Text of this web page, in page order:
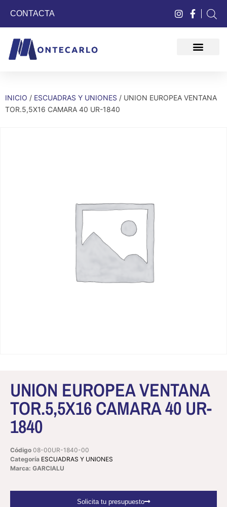
CONTACTA
INICIO / ESCUADRAS Y UNIONES / UNION EUROPEA VENTANA
TOR.5,5X16 CAMARA 40 UR-1840
UNION EUROPEA VENTANA
TOR.5,5X16 CAMARA 40 UR-
1840
Código 08-00UR-1840-00
Categoría ESCUADRAS Y UNIONES
Marca: GARCIALU
Solicita tu presupuesto